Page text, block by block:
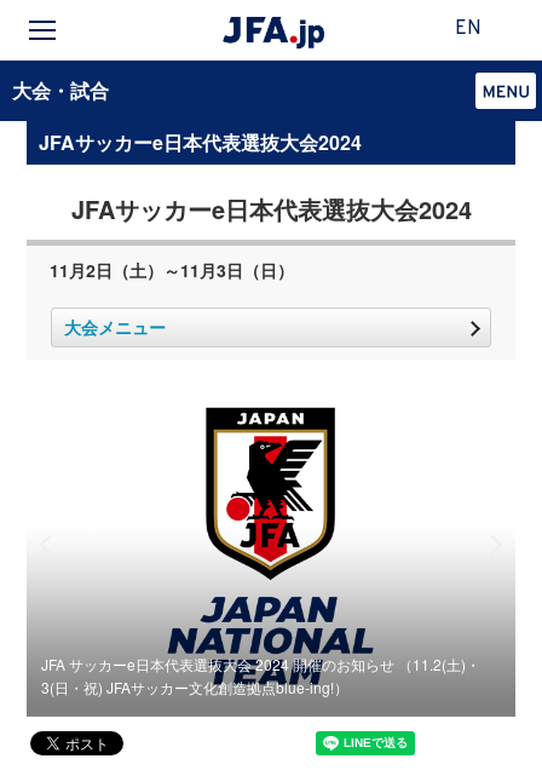
EN
大会・試合
JFAサッカーe日本代表選抜大会2024
JFAサッカーe日本代表選抜大会2024
11月2日（土）～11月3日（日）
大会メニュー
JFA サッカーe日本代表選抜大会 2024 開催のお知らせ （11.2(土)・
3(日・祝) JFAサッカー文化創造拠点blue-ing!）